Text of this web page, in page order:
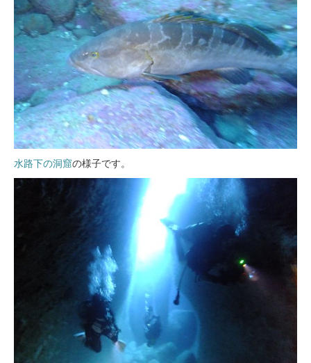
水路下の洞窟の様子です。